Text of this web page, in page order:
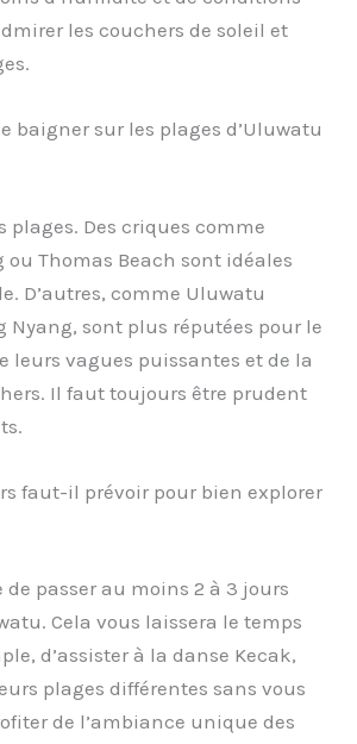
les couchers de soleil et
baigner sur les plages d’Uluwatu
plages. Des criques comme
ou Thomas Beach sont idéales
D’autres, comme Uluwatu
Nyang, sont plus réputées pour le
leurs vagues puissantes et de la
Il faut toujours être prudent
faut-il prévoir pour bien explorer
de passer au moins 2 à 3 jours
Cela vous laissera le temps
d’assister à la danse Kecak,
plages différentes sans vous
de l’ambiance unique des